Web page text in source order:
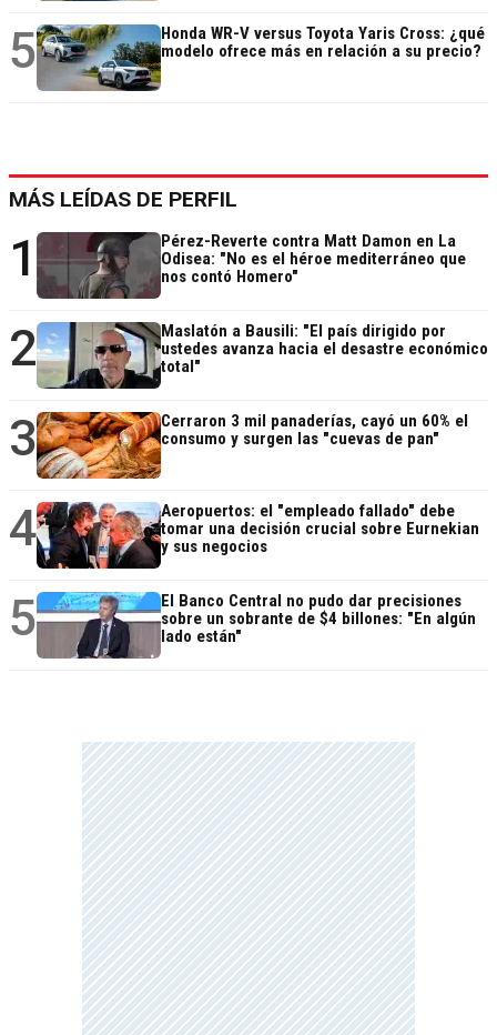
5
Honda WR-V versus Toyota Yaris Cross: ¿qué
modelo ofrece más en relación a su precio?
MÁS LEÍDAS DE PERFIL
1
Pérez-Reverte contra Matt Damon en La
Odisea: "No es el héroe mediterráneo que
nos contó Homero"
2
Maslatón a Bausili: "El país dirigido por
ustedes avanza hacia el desastre económico
total"
3
Cerraron 3 mil panaderías, cayó un 60% el
consumo y surgen las "cuevas de pan"
4
Aeropuertos: el "empleado fallado" debe
tomar una decisión crucial sobre Eurnekian
y sus negocios
5
El Banco Central no pudo dar precisiones
sobre un sobrante de $4 billones: "En algún
lado están"